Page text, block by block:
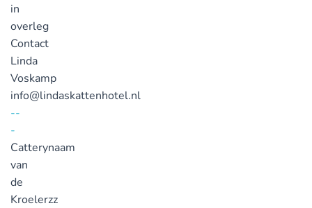
in
overleg
Contact
Linda
Voskamp
info@lindaskattenhotel.nl
--
-
Catterynaam
van
de
Kroelerzz